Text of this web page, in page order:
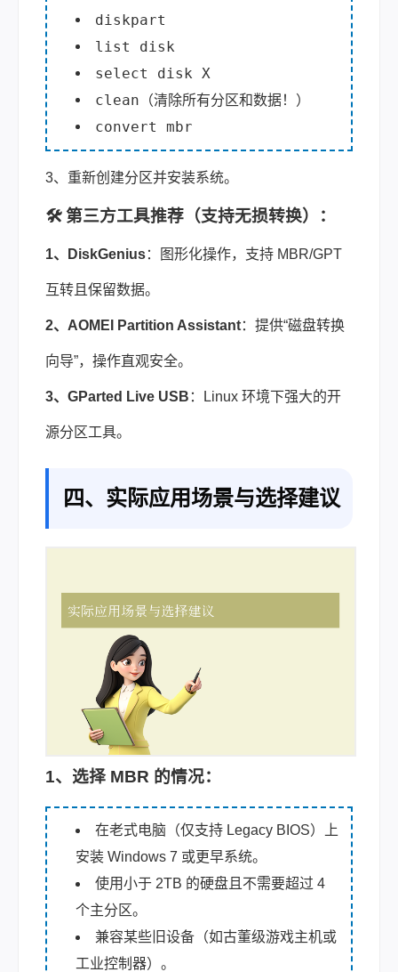
diskpart
list disk
select disk X
clean（清除所有分区和数据！）
convert mbr
3、重新创建分区并安装系统。
🛠️ 第三方工具推荐（支持无损转换）：
1、DiskGenius：图形化操作，支持 MBR/GPT
互转且保留数据。
2、AOMEI Partition Assistant：提供“磁盘转换
向导”，操作直观安全。
3、GParted Live USB ：Linux 环境下强大的开
源分区工具。
四、实际应用场景与选择建议
1、选择 MBR 的情况：
在老式电脑（仅支持 Legacy BIOS）上
安装 Windows 7 或更早系统。
使用小于 2TB 的硬盘且不需要超过 4
个主分区。
兼容某些旧设备（如古董级游戏主机或
工业控制器）。